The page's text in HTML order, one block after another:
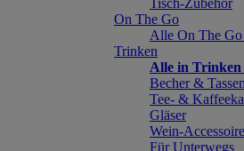
Tisch-Zubehör
On The Go
Alle On The Go
Trinken
Alle in Trinken
Becher & Tassen
Tee- &
Gläser
Wein-
Für Unterwegs